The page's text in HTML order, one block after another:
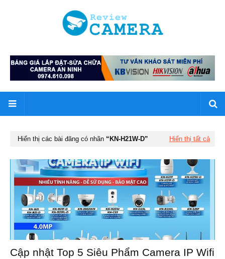
Hiển thị các bài đăng có nhãn KN-H21W-D Hiển thị tất cả
Cập nhật Top 5 Siêu Phẩm Camera IP Wifi